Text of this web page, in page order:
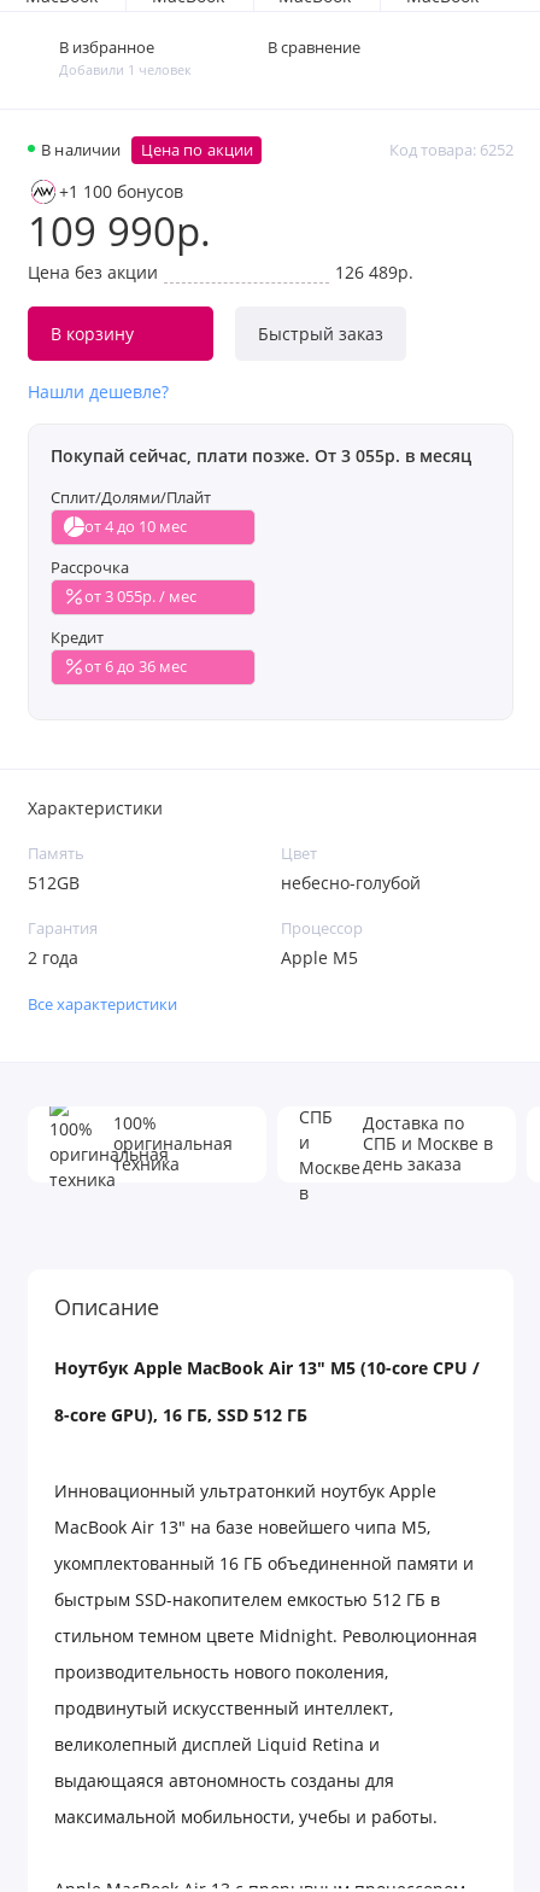
В наличии Код товара: 6252
Цена по акции
+1 100 бонусов
109 990р.
Цена без акции 126 489р.
В корзину Быстрый заказ
Нашли дешевле?
Покупай сейчас, плати позже. От 3 055р. в месяц
Сплит/Долями/Плайт
от 4 до 10 мес
Рассрочка
от 3 055р. / мес
Кредит
от 6 до 36 мес
В избранное
Добавили 1 человек
В сравнение
Характеристики
Память
512GB
Цвет
небесно-голубой
Гарантия
2 года
Процессор
Apple M5
Все характеристики
100%
оригинальная
техника
Доставка по
СПБ и Москве в
день заказа
Описание
Ноутбук Apple MacBook Air 13" M5 (10-core CPU /
8-core GPU), 16 ГБ, SSD 512 ГБ
Инновационный ультратонкий ноутбук Apple
MacBook Air 13" на базе новейшего чипа M5,
укомплектованный 16 ГБ объединенной памяти и
быстрым SSD-накопителем емкостью 512 ГБ в
стильном темном цвете Midnight. Революционная
производительность нового поколения,
продвинутый искусственный интеллект,
великолепный дисплей Liquid Retina и
выдающаяся автономность созданы для
максимальной мобильности, учебы и работы.